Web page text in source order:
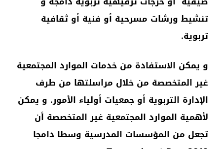
تنشيط ورشات مسرحية أو فنية أو ثقافية
تربوية.
و يمكن الاستفادة من خدمات الموارد المجتمعية
غير المتخصصة من خلال مراسلتها من طرف
الإدارة التربوية أو جمعيات أولياء الأمور. و يمكن
لأهمية الموارد المجتمعية غير المتخصصة أن
تجعل من المؤسسات المدرسية وسطا دامجا